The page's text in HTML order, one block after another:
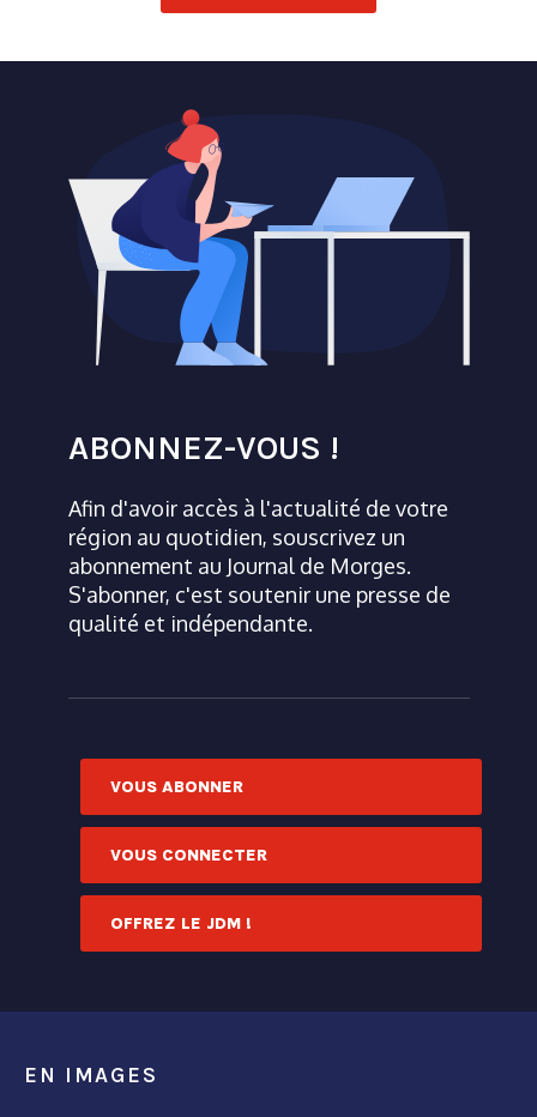
ABONNEZ-VOUS !
Afin d'avoir accès à l'actualité de votre
région au quotidien, souscrivez un
abonnement au Journal de Morges.
S'abonner, c'est soutenir une presse de
qualité et indépendante.
VOUS ABONNER
VOUS CONNECTER
OFFREZ LE JDM !
EN IMAGES